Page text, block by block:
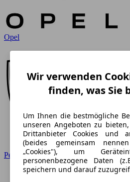
Opel
Peugeot
Wir verwenden
finden, was Sie
Um Ihnen die bestmögliche
unseren Angeboten zu
Drittanbieter Cookies und
(beides gemeinsam
„Cookies"), um
personenbezogene Daten
speichern und darauf